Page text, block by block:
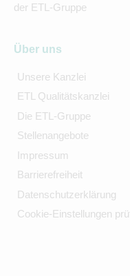
der ETL-Gruppe
Über uns
Unsere Kanzlei
ETL Qualitätskanzlei
Die ETL-Gruppe
Stellenangebote
Impressum
Barrierefreiheit
Datenschutzerklärung
Cookie-Einstellungen